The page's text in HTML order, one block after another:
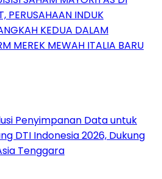
PERUSAHAAN INDUK
KEDUA DALAM
MEREK MEWAH ITALIA BARU
Penyimpanan Data untuk
DTI Indonesia 2026, Dukung
Tenggara